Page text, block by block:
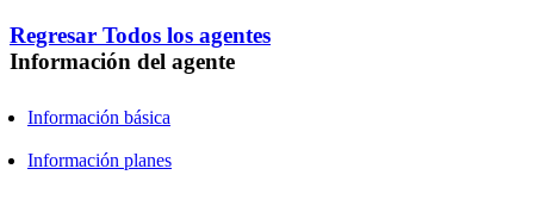
Regresar Todos los agentes
Información del agente
Información básica
Información planes